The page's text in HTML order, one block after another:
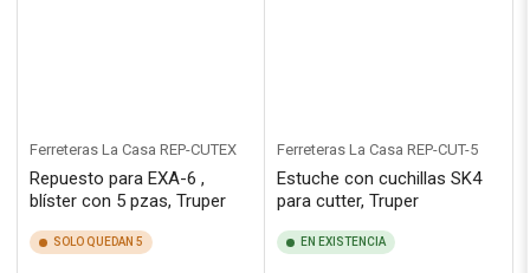
Ferreteras La Casa REP-CUTEX
Repuesto para EXA-6 ,
blíster con 5 pzas, Truper
SOLO QUEDAN 5
Ferreteras La Casa REP-CUT-5
Estuche con cuchillas SK4
para cutter, Truper
EN EXISTENCIA